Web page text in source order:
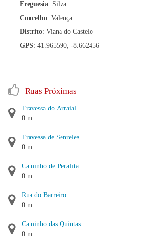
Freguesia: Silva
Concelho: Valença
Distrito: Viana do Castelo
GPS: 41.965590, -8.662456
Ruas Próximas
Travessa do Arraial
0 m
Travessa de Senreles
0 m
Caminho de Perafita
0 m
Rua do Barreiro
0 m
Caminho das Quintas
0 m